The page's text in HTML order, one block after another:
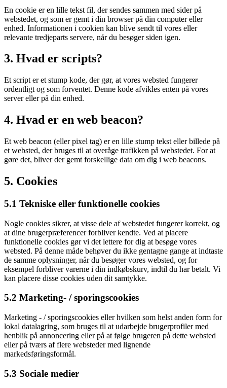
En cookie er en lille tekst fil, der sendes sammen med sider på
webstedet, og som er gemt i din browser på din computer eller
enhed. Informationen i cookien kan blive sendt til vores eller
relevante tredjeparts servere, når du besøger siden igen.
3. Hvad er scripts?
Et script er et stump kode, der gør, at vores websted fungerer
ordentligt og som forventet. Denne kode afvikles enten på vores
server eller på din enhed.
4. Hvad er en web beacon?
Et web beacon (eller pixel tag) er en lille stump tekst eller billede på
et websted, der bruges til at overåge trafikken på webstedet. For at
gøre det, bliver der gemt forskellige data om dig i web beacons.
5. Cookies
5.1 Tekniske eller funktionelle cookies
Nogle cookies sikrer, at visse dele af webstedet fungerer korrekt, og
at dine brugerpræferencer forbliver kendte. Ved at placere
funktionelle cookies gør vi det lettere for dig at besøge vores
websted. På denne måde behøver du ikke gentagne gange at indtaste
de samme oplysninger, når du besøger vores websted, og for
eksempel forbliver varerne i din indkøbskurv, indtil du har betalt. Vi
kan placere disse cookies uden dit samtykke.
5.2 Marketing- / sporingscookies
Marketing - / sporingscookies eller hvilken som helst anden form for
lokal datalagring, som bruges til at udarbejde brugerprofiler med
henblik på annoncering eller på at følge brugeren på dette websted
eller på tværs af flere websteder med lignende
markedsføringsformål.
5.3 Sociale medier